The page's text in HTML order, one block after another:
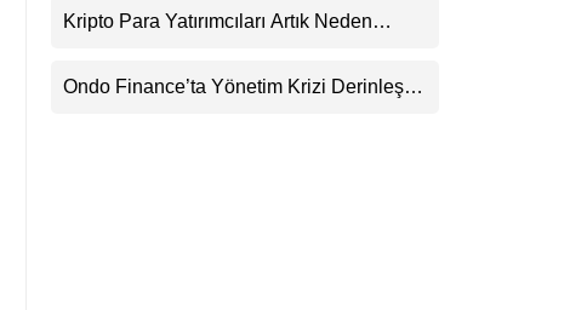
Telegram
Görecek
Kripto Para Yatırımcıları Artık Neden
Ondo Finance’ta Yönetim Krizi Derinleşti: